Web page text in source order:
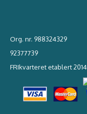
Org. nr. 988324329
92377739
FRIkvarteret etablert 2014